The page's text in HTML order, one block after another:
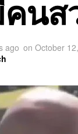
คน
ago on October